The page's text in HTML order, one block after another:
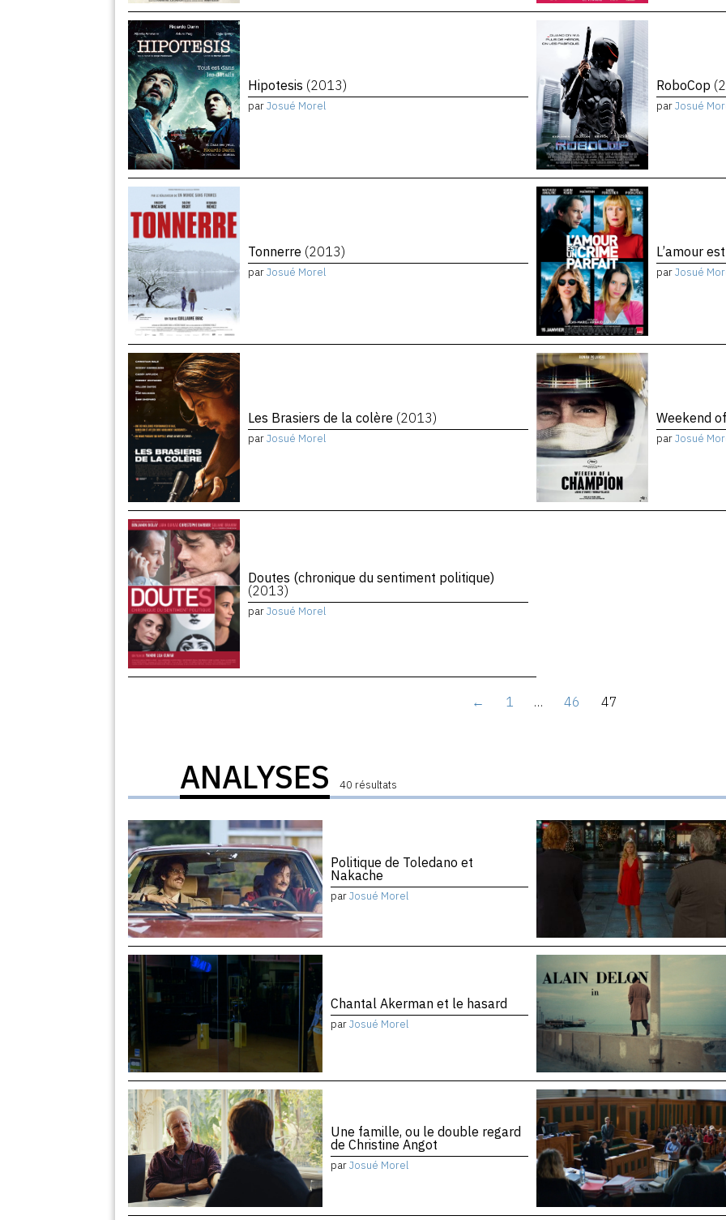
Hipotesis (2013)
parJosué Morel
RoboCop
parJosué
Tonnerre (2013)
parJosué Morel
L’amour
parJosué
Les Brasiers de la colère (2013)
parJosué Morel
Weekend
parJosué
Doutes (chronique du sentiment politique)
(2013)
parJosué Morel
← 1 … 46 47
ANALYSES 40 résultats
Politique de Toledano et
Nakache
parJosué Morel
Chantal Akerman et le hasard
parJosué Morel
Une famille, ou le double regard
de Christine Angot
parJosué Morel